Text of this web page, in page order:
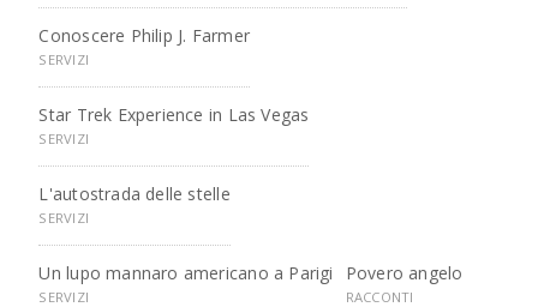
Conoscere Philip J. Farmer
SERVIZI
Star Trek Experience in Las Vegas
SERVIZI
L'autostrada delle stelle
SERVIZI
Un lupo mannaro americano a Parigi
SERVIZI
Povero angelo
RACCONTI